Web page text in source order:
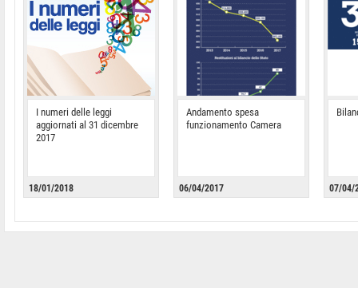
I numeri delle leggi
aggiornati al 31 dicembre
2017
18/01/2018
Andamento spesa
funzionamento Camera
06/04/2017 07/04/